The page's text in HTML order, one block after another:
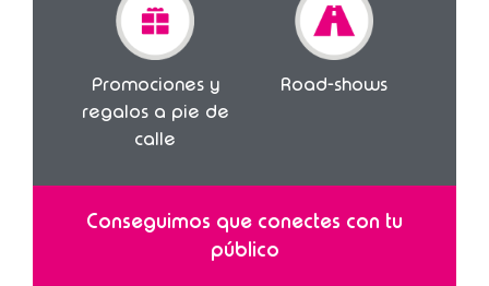
Promociones y
regalos a pie de
calle
Road-shows
Conseguimos que conectes con tu
público